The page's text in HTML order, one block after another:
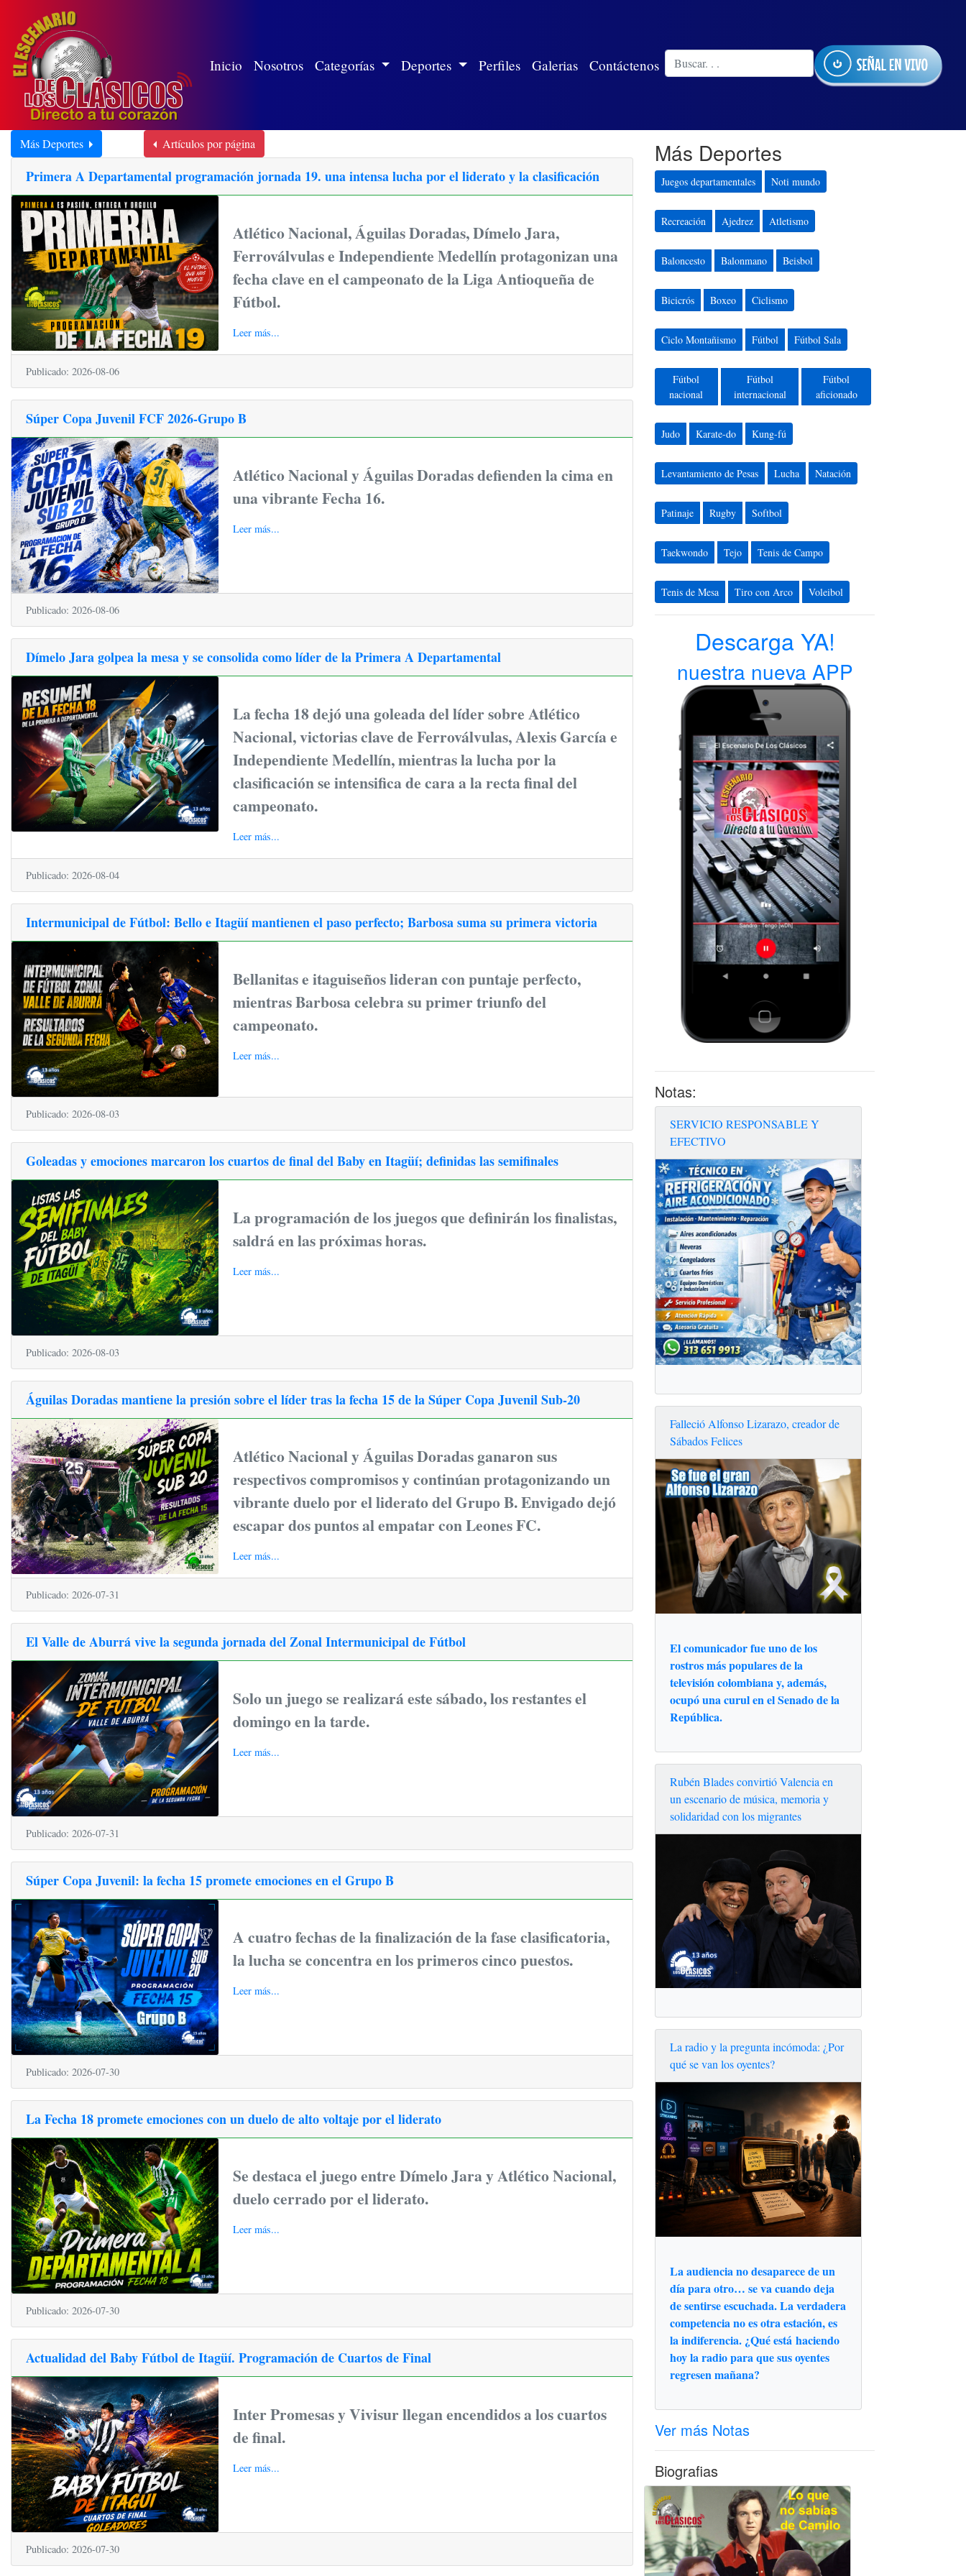
Inicio Nosotros(white)
Categorías Deportes Perfiles Galerias Contáctenos
Más Deportes Artículos por página
Primera A Departamental programación jornada 19. una intensa lucha por el liderato y la clasificación
Atlético Nacional, Águilas Doradas, Dímelo Jara,
Ferroválvulas e Independiente Medellín protagonizan una
fecha clave en el campeonato de la Liga Antioqueña de
Fútbol.
Leer más...
Publicado: 2026-08-06
Súper Copa Juvenil FCF 2026-Grupo B
Atlético Nacional y Águilas Doradas defienden la cima en
una vibrante Fecha 16.
Leer más...
Publicado: 2026-08-06
Dímelo Jara golpea la mesa y se consolida como líder de la Primera A Departamental
La fecha 18 dejó una goleada del líder sobre Atlético
Nacional, victorias clave de Ferroválvulas, Alexis García e
Independiente Medellín, mientras la lucha por la
clasificación se intensifica de cara a la recta final del
campeonato.
Leer más...
Publicado: 2026-08-04
Intermunicipal de Fútbol: Bello e Itagüí mantienen el paso perfecto; Barbosa suma su primera victoria
Bellanitas e itaguiseños lideran con puntaje perfecto,
mientras Barbosa celebra su primer triunfo del
campeonato.
Leer más...
Publicado: 2026-08-03
Goleadas y emociones marcaron los cuartos de final del Baby en Itagüí; definidas las semifinales
La programación de los juegos que definirán los finalistas,
saldrá en las próximas horas.
Leer más...
Publicado: 2026-08-03
Águilas Doradas mantiene la presión sobre el líder tras la fecha 15 de la Súper Copa Juvenil Sub-20
Atlético Nacional y Águilas Doradas ganaron sus
respectivos compromisos y continúan protagonizando un
vibrante duelo por el liderato del Grupo B. Envigado dejó
escapar dos puntos al empatar con Leones FC.
Leer más...
Publicado: 2026-07-31
El Valle de Aburrá vive la segunda jornada del Zonal Intermunicipal de Fútbol
Solo un juego se realizará este sábado, los restantes el
domingo en la tarde.
Leer más...
Publicado: 2026-07-31
Súper Copa Juvenil: la fecha 15 promete emociones en el Grupo B
A cuatro fechas de la finalización de la fase clasificatoria,
la lucha se concentra en los primeros cinco puestos.
Leer más...
Publicado: 2026-07-30
La Fecha 18 promete emociones con un duelo de alto voltaje por el liderato
Se destaca el juego entre Dímelo Jara y Atlético Nacional,
duelo cerrado por el liderato.
Leer más...
Publicado: 2026-07-30
Actualidad del Baby Fútbol de Itagüí. Programación de Cuartos de Final
Inter Promesas y Vivisur llegan encendidos a los cuartos
de final.
Leer más...
Publicado: 2026-07-30
Más Deportes
Juegos departamentales Noti mundo
Recreación Ajedrez Atletismo
Baloncesto Balonmano Beisbol
Bicicrós Boxeo Ciclismo
Ciclo Montañismo Fútbol Fútbol Sala
Fútbol
nacional
Fútbol
internacional
Fútbol
aficionado
Judo Karate-do Kung-fú
Levantamiento de Pesas Lucha Natación
Patinaje Rugby Softbol
Taekwondo Tejo Tenis de Campo
Tenis de Mesa Tiro con Arco Voleibol
Descarga YA!
nuestra nueva APP
Notas:
SERVICIO RESPONSABLE Y
EFECTIVO
Falleció Alfonso Lizarazo, creador de
Sábados Felices
El comunicador fue uno de los
rostros más populares de la
televisión colombiana y, además,
ocupó una curul en el Senado de la
República.
Rubén Blades convirtió Valencia en
un escenario de música, memoria y
solidaridad con los migrantes
La radio y la pregunta incómoda: ¿Por
qué se van los oyentes?
La audiencia no desaparece de un
día para otro… se va cuando deja
de sentirse escuchada. La verdadera
competencia no es otra estación, es
la indiferencia. ¿Qué está haciendo
hoy la radio para que sus oyentes
regresen mañana?
Ver más Notas
Biografias